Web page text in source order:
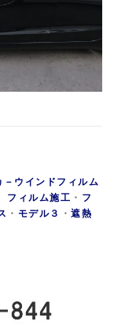
－ウインドフィルム
ィルム施工 ・ フ
・ モデル３ ・ 遮熱